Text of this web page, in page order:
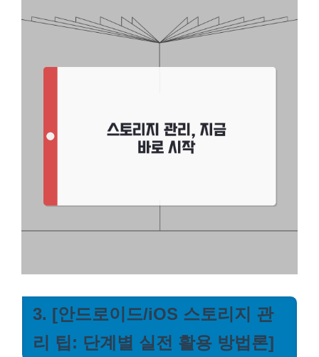
3. [안드로이드/iOS 스토리지 관
리 팁: 단계별 실전 활용 방법론]